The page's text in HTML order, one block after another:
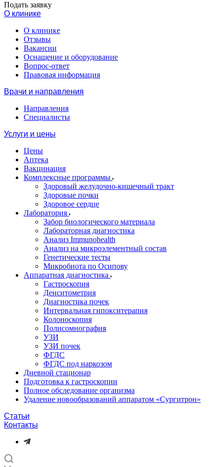
Подать заявку
О клинике
О клинике
Отзывы
Вакансии
Оснащение и оборудование
Вопрос-ответ
Правовая информация
Врачи и направления
Направления
Специалисты
Услуги и цены
Цены
Аптека
Вакцинация
Комплексные программы
Здоровый желудочно-кишечный тракт
Здоровые почки
Здоровое сердце
Лаборатория
Забор биологического материала
Лабораторная диагностика
Анализ Immunohealth
Анализ на микроэлементный состав
Генетические тесты
Микробиота по Осипову
Аппаратная диагностика
Гастроскопия
Денситометрия
Диагностика почек
Интервальная гипокситерапия
Колоноскопия
Полисомнография
УЗИ
УЗИ почек
ФГДС
ФГДС под наркозом
Дневной стационар
Подготовка к гастроскопии
Полное обследование организма
Удаление новообразований аппаратом «Сургитрон»‎
Статьи
Контакты